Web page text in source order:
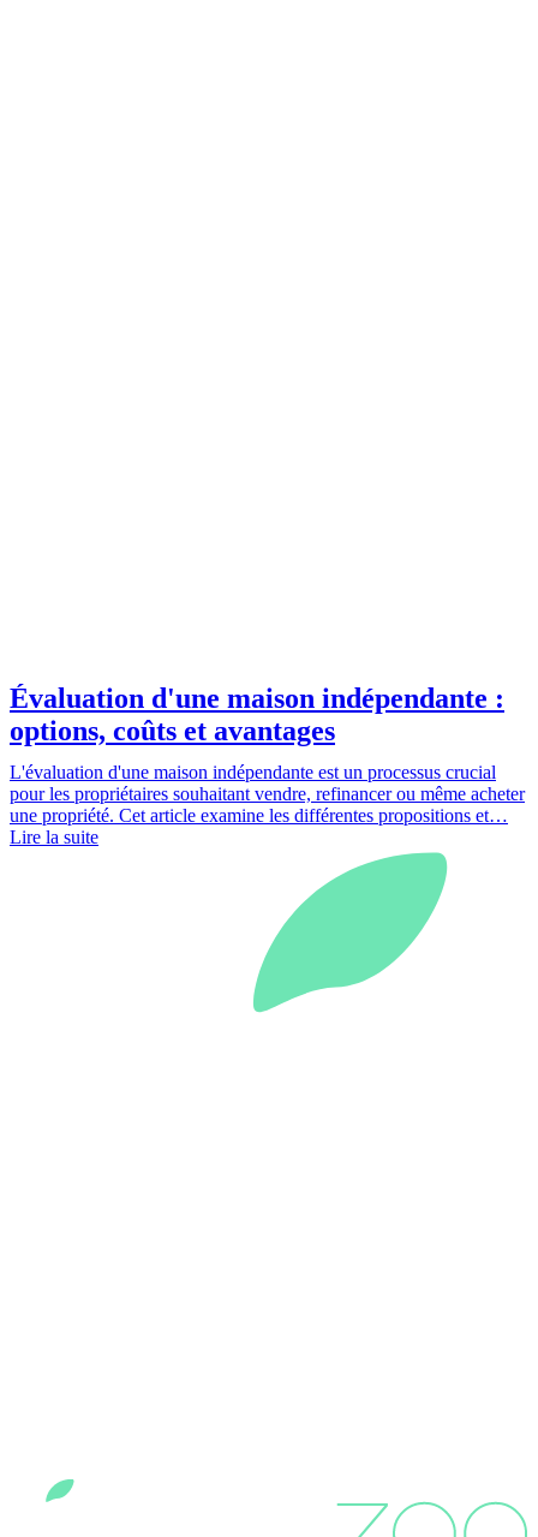
Évaluation d'une maison indépendante :
options, coûts et avantages
L'évaluation d'une maison indépendante est un processus crucial
pour les propriétaires souhaitant vendre, refinancer ou même acheter
une propriété. Cet article examine les différentes propositions et…
Lire la suite